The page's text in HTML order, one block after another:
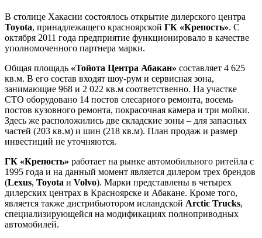
В столице Хакасии состоялось открытие дилерского центра
Toyota, принадлежащего красноярской ГК «Крепость». С
октября 2011 года предприятие функционировало в качестве
уполномоченного партнера марки.
Общая площадь «Тойота Центра Абакан» составляет 4 625
кв.м. В его состав входят шоу-рум и сервисная зона,
занимающие 968 и 2 022 кв.м соответственно. На участке
СТО оборудовано 14 постов слесарного ремонта, восемь
постов кузовного ремонта, покрасочная камера и три мойки.
Здесь же расположились две складские зоны – для запасных
частей (203 кв.м) и шин (218 кв.м). План продаж и размер
инвестиций не уточняются.
ГК «Крепость» работает на рынке автомобильного ритейла с
1995 года и на данный момент является дилером трех брендов
(Lexus, Toyota и Volvo). Марки представлены в четырех
дилерских центрах в Красноярске и Абакане. Кроме того,
является также дистрибьютором исландской Arctic Trucks,
специализирующейся на модификациях полноприводных
автомобилей.